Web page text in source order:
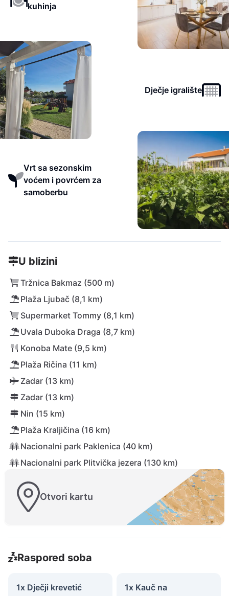
kuhinja
Dječje igralište
Vrt sa sezonskim
voćem i povrćem za
samoberbu
U blizini
Tržnica Bakmaz (500 m)
Plaža Ljubač (8,1 km)
Supermarket Tommy (8,1 km)
Uvala Duboka Draga (8,7 km)
Konoba Mate (9,5 km)
Plaža Ričina (11 km)
Zadar (13 km)
Zadar (13 km)
Nin (15 km)
Plaža Kraljičina (16 km)
Nacionalni park Paklenica (40 km)
Nacionalni park Plitvička jezera (130 km)
Otvori kartu
Raspored soba
1x Dječji krevetić
1x Kauč na